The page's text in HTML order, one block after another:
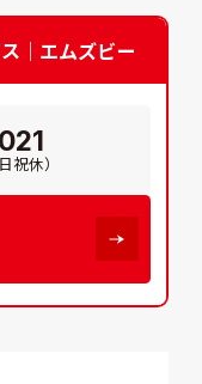
｜エムズビー
祝休）